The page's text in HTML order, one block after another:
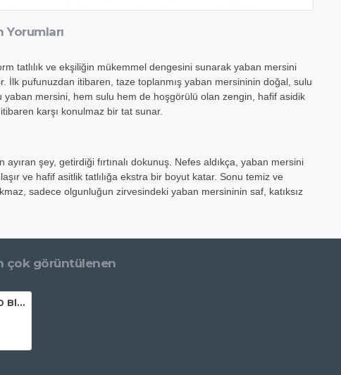
Yorumları
tatlılık ve ekşiliğin mükemmel dengesini sunarak yaban mersini
İlk pufunuzdan itibaren, taze toplanmış yaban mersininin doğal, sulu
yaban mersini, hem sulu hem de hoşgörülü olan zengin, hafif asidik
karşı konulmaz bir tat sunar.
şey, getirdiği fırtınalı dokunuş. Nefes aldıkça, yaban mersini
ve hafif asitlik tatlılığa ekstra bir boyut katar. Sonu temiz ve
sadece olgunluğun zirvesindeki yaban mersininin saf, katıksız
çok görüntülenen
Vozol Star 20000 Blueberry Storm